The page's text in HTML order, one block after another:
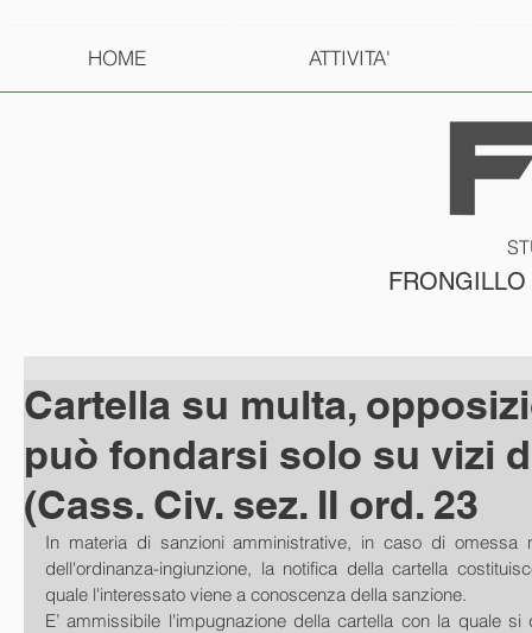
HOME ATTIVITA'
Cartella su multa,
può fondarsi solo su vizi
(Cass. Civ. sez. II ord. 23
In materia di sanzioni amministrative, in caso di omessa
dell'ordinanza-ingiunzione, la notifica della cartella
quale l'interessato viene a conoscenza della sanzione.
E’ ammissibile l'impugnazione della cartella con la quale si